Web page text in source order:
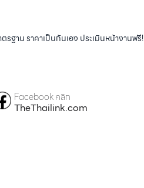
ฐาน ราคาเป็นกันเอง ประเมินหน้างานฟรี!
Facebook คลิก
TheThailink.com